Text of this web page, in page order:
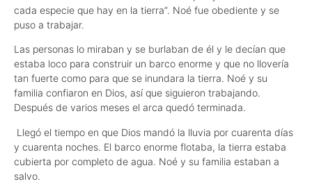
cada especie que hay en la tierra”. Noé fue obediente y se
puso a trabajar.
Las personas lo miraban y se burlaban de él y le decían que
estaba loco para construir un barco enorme y que no llovería
tan fuerte como para que se inundara la tierra. Noé y su
familia confiaron en Dios, así que siguieron trabajando.
Después de varios meses el arca quedó terminada.
Llegó el tiempo en que Dios mandó la lluvia por cuarenta días
y cuarenta noches. El barco enorme flotaba, la tierra estaba
cubierta por completo de agua. Noé y su familia estaban a
salvo.